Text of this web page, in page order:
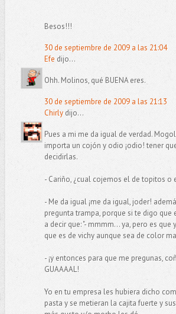
Besos!!!
30 de septiembre de 2009 a las 21:04
Efe dijo...
Ohh. Molinos, qué BUENA eres.
30 de septiembre de 2009 a las 21:13
Chirlydijo...
Pues a mi me da igual de verdad.
importa un cojón y odio ¡odio! tener
decidirlas.
- Cariño, ¿cual cojemos el de topitos o
- Me da igual ¡me da igual, joder!
pregunta trampa, porque si te digo que
a decir que: "- mmmm... ya, pero es
que es de vichy aunque sea de color
- ¡y entonces para que me pregunas,
GUAAAAL!
Yo en tu empresa les hubiera dicho
pasta y se metieran la cajita fuerte y